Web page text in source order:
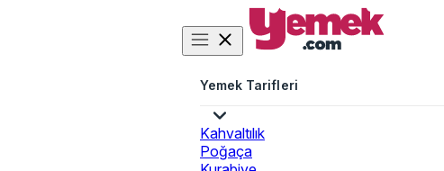
Yemek Tarifleri
Kahvaltılık
Poğaça